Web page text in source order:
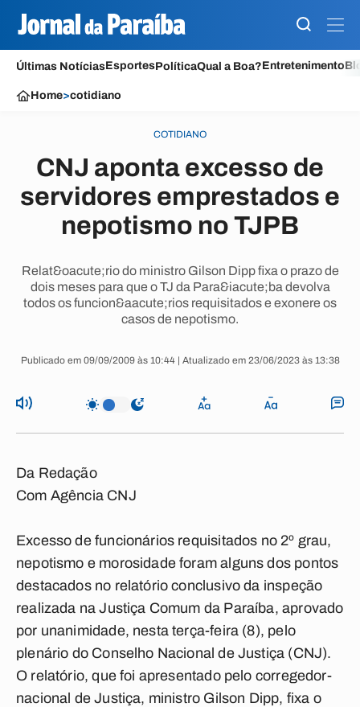
Últimas NotíciasEsportesPolíticaQual a Boa?Entretenimento
Home>cotidiano
COTIDIANO
CNJ aponta excesso de
servidores emprestados e
nepotismo no TJPB
Relat&oacute;rio do ministro Gilson Dipp fixa o prazo de
dois meses para que o TJ da Para&iacute;ba devolva
todos os funcion&aacute;rios requisitados e exonere os
casos de nepotismo.
Publicado em 09/09/2009 às 10:44 | Atualizado em 23/06/2023 às 13:38
Da Redação
Com Agência CNJ
Excesso de funcionários requisitados no 2º grau,
nepotismo e morosidade foram alguns dos pontos
destacados no relatório conclusivo da inspeção
realizada na Justiça Comum da Paraíba, aprovado
por unanimidade, nesta terça-feira (8), pelo
plenário do Conselho Nacional de Justiça (CNJ).
O relatório, que foi apresentado pelo corregedor-
nacional de Justiça, ministro Gilson Dipp, fixa o